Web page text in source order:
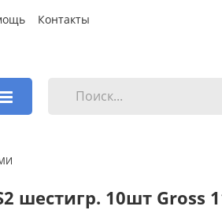
Контакты
шестигр. 10шт Gross